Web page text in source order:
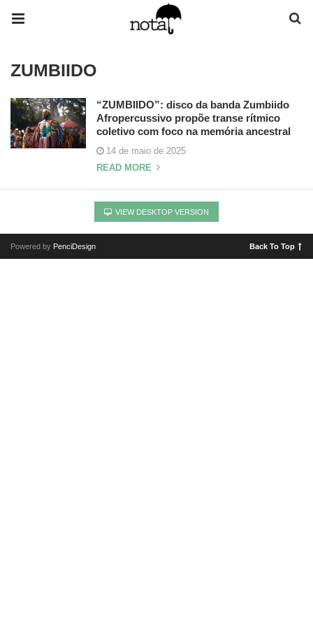
ZUMBIIDO
“ZUMBIIDO”: disco da banda Zumbiido
Afropercussivo propõe transe rítmico
coletivo com foco na memória ancestral
14 de maio de 2025
READ MORE
VIEW DESKTOP VERSION
Powered by PenciDesign Back To Top